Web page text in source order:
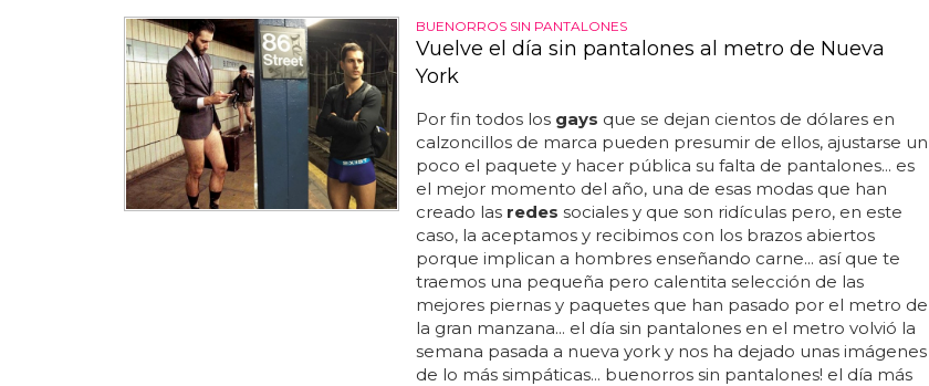
BUENORROS SIN PANTALONES
Vuelve el día sin pantalones al metro de Nueva
York
Por fin todos los gays que se dejan cientos de dólares en
calzoncillos de marca pueden presumir de ellos, ajustarse un
poco el paquete y hacer pública su falta de pantalones... es
el mejor momento del año, una de esas modas que han
creado las redes sociales y que son ridículas pero, en este
caso, la aceptamos y recibimos con los brazos abiertos
porque implican a hombres enseñando carne... así que te
traemos una pequeña pero calentita selección de las
mejores piernas y paquetes que han pasado por el metro de
la gran manzana... el día sin pantalones en el metro volvió la
semana pasada a nueva york y nos ha dejado unas imágenes
de lo más simpáticas... buenorros sin pantalones! el día más